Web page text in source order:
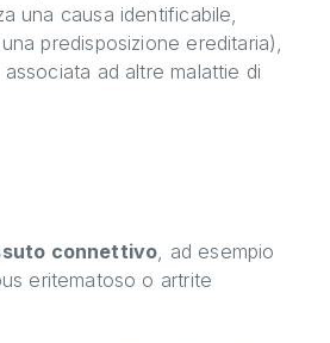
una causa identificabile,
predisposizione ereditaria),
ad altre malattie di
connettivo , ad esempio
eritematoso o artrite